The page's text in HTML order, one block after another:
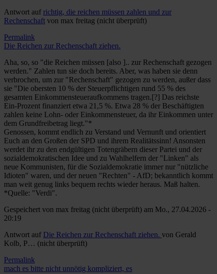
Antwort auf richtig, die reichen müssen zahlen und zur
Rechenschaft von max freitag (nicht überprüft)
Permalink
Die Reichen zur Rechenschaft ziehen.
Aha, so, so "die Reichen müssen [also ].. zur Rechenschaft gezogen
werden." Zahlen tun sie doch bereits. Aber, was haben sie denn
verbrochen, um zur "Rechenschaft" gezogen zu werden, außer dass
sie "Die obersten 10 % der Steuerpflichtigen rund 55 % des
gesamten Einkommensteueraufkommens tragen.[?] Das reichste
Ein-Prozent finanziert etwa 21,5 %. Etwa 28 % der Beschäftigten
zahlen keine Lohn- oder Einkommensteuer, da ihr Einkommen unter
dem Grundfreibetrag liegt."*
Genossen, kommt endlich zu Verstand und Vernunft und orientiert
Euch an den Großen der SPD und ihrem Realitätssinn! Ansonsten
werdet ihr zu den endgültigen Totengräbern dieser Partei und der
sozialdemokratischen Idee und zu Wahlhelfern der "Linken" als
neue Kommunisten, für die Sozialdemokratie immer nur "nützliche
Idioten" waren, und der neuen "Rechten" - AfD; bekanntlich kommt
man weit genug links bequem rechts wieder heraus. Maß halten.
*Quelle: "Verdi".
Gespeichert von max freitag (nicht überprüft) am Mo., 27.04.2026 -
20:19
Antwort auf Die Reichen zur Rechenschaft ziehen. von Gerald
Kolb, P… (nicht überprüft)
Permalink
mach es bitte nicht unnötig kompliziert, es